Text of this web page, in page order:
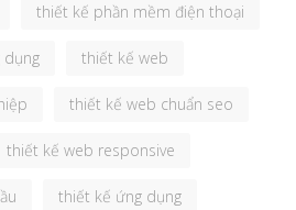
thiết kế phần mềm điện thoại
thiết kế web
thiết kế web chuẩn seo
thiết kế web responsive
thiết kế ứng dụng